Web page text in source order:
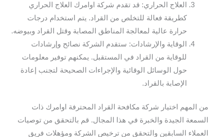
العلاج الحراري: قد تقدم شركة اوامرك العلاج الحراري
كطريقة فعالة للتخلص من القراد. يتم استخدام درجات
حرارة عالية لمعالجة المناطق المصابة وقتل القراد وبيوضه.
الوقاية والإرشادات: ستقدم الشركة نصائح وإرشادات
للوقاية من القراد في المستقبل. يمكنهم توفير معلومات
حول الوسائل الوقائية والإجراءات الصحيحة لتجنب إعادة
الإصابة بالقراد.
من المهم اختيار شركة مكافحة القراد المحترفة اوامرك ذات
السمعة الجيدة والخبرة في هذا المجال. قم بالتحقق من توصيات
العملاء السابقين والتحقق من ترخيص الشركة ومؤهلات فريق